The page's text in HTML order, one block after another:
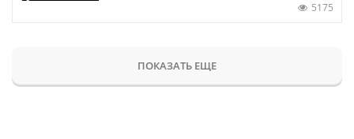
5175
ПОКАЗАТЬ ЕЩЕ